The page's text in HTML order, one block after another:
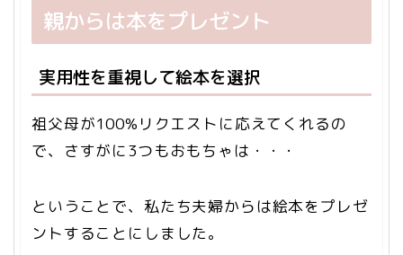
親からは本をプレゼント
実用性を重視して絵本を選択
祖父母が100%リクエストに応えてくれるの
で、さすがに3つもおもちゃは・・・
ということで、私たち夫婦からは絵本をプレゼ
ントすることにしました。